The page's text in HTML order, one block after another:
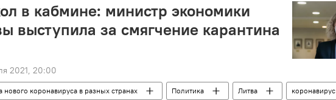
в кабмине: министр экономики
выступила за смягчение карантина
2021, 20:00
нового коронавируса в разных странах Политика Литва
коронавирус